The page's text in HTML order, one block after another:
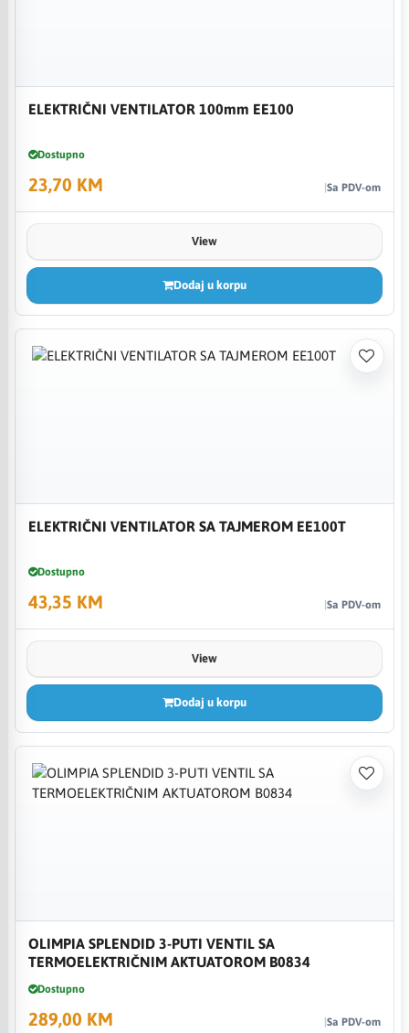
ELEKTRIČNI VENTILATOR 100mm EE100
Dostupno
23,70 KM Sa PDV-om
View
Dodaj u korpu
ELEKTRIČNI VENTILATOR SA TAJMEROM EE100T
Dostupno
43,35 KM Sa PDV-om
View
Dodaj u korpu
OLIMPIA SPLENDID 3-PUTI VENTIL SA
TERMOELEKTRIČNIM AKTUATOROM B0834
Dostupno
289,00 KM Sa PDV-om